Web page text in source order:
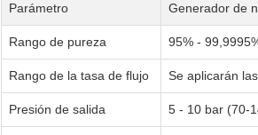
Parámetro Generador de
Rango de pureza 95% -
Rango de la tasa de flujo Se aplicarán
Presión de salida 5 - 10 bar (70-